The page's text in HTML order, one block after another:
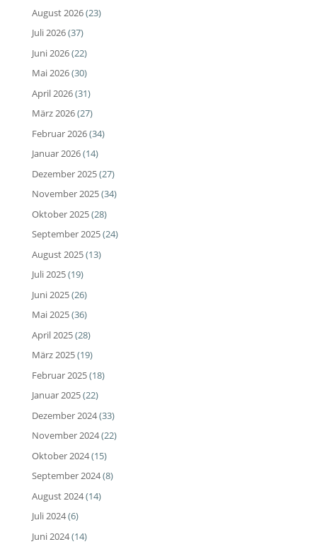
August 2026(23)
Juli 2026(37)
Juni 2026(22)
Mai 2026(30)
April 2026(31)
März 2026(27)
Februar 2026(34)
Januar 2026(14)
Dezember 2025(27)
November 2025(34)
Oktober 2025(28)
September 2025(24)
August 2025(13)
Juli 2025(19)
Juni 2025(26)
Mai 2025(36)
April 2025(28)
März 2025(19)
Februar 2025(18)
Januar 2025(22)
Dezember 2024(33)
November 2024(22)
Oktober 2024(15)
September 2024(8)
August 2024(14)
Juli 2024(6)
Juni 2024(14)